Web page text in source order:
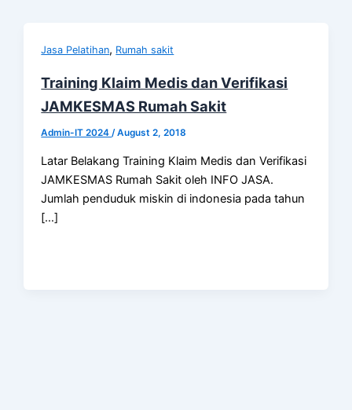
Jasa Pelatihan, Rumah sakit
Training Klaim Medis dan Verifikasi
JAMKESMAS Rumah Sakit
Admin-IT 2024/August 2, 2018
Latar Belakang Training Klaim Medis dan Verifikasi
JAMKESMAS Rumah Sakit oleh INFO JASA.
Jumlah penduduk miskin di indonesia pada tahun
[…]